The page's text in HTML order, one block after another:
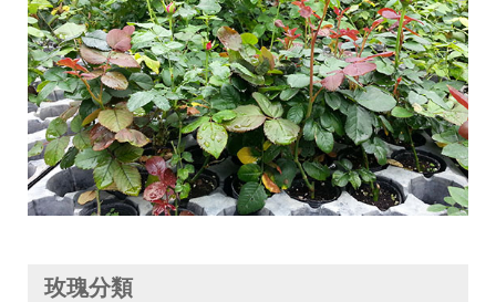
玫瑰分類